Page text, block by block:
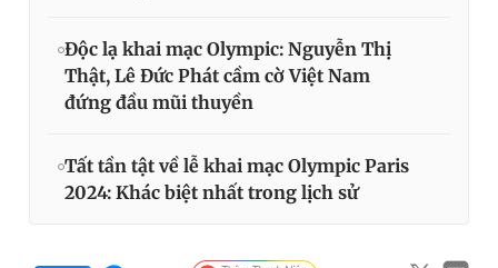
Độc lạ khai mạc Olympic: Nguyễn Thị
Thật, Lê Đức Phát cầm cờ Việt Nam
đứng đầu mũi thuyền
Tất tần tật về lễ khai mạc Olympic Paris
2024: Khác biệt nhất trong lịch sử